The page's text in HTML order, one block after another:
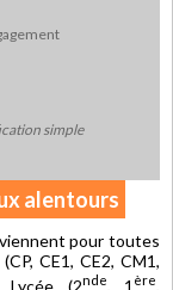
simple
alentours
pour toutes
CE1, CE2, CM1,
Lycée (2nde, 1 ère,